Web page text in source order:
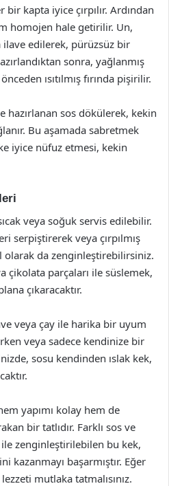
kapta iyice çırpılır. Ardından
homojen hale getirilir. Un,
edilerek, pürüzsüz bir
sonra, yağlanmış
ısıtılmış fırında pişirilir.
hazırlanan sos dökülerek, kekin
Bu aşamada sabretmek
iyice nüfuz etmesi, kekin
veya soğuk servis edilebilir.
serpiştirerek veya çırpılmış
olarak da zenginleştirebilirsiniz.
çikolata parçaları ile süslemek,
çıkaracaktır.
veya çay ile harika bir uyum
veya sadece kendinize bir
sosu kendinden ıslak kek,
yapımı kolay hem de
bir tatlıdır. Farklı sos ve
zenginleştirilebilen bu kek,
kazanmayı başarmıştır. Eğer
mutlaka tatmalısınız.